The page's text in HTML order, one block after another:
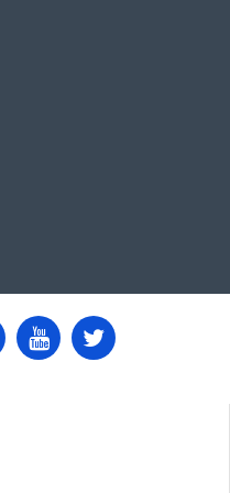
нарсалар
ҳақида